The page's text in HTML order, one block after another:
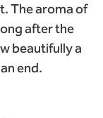
The aroma of
after the
beautifully a
end.